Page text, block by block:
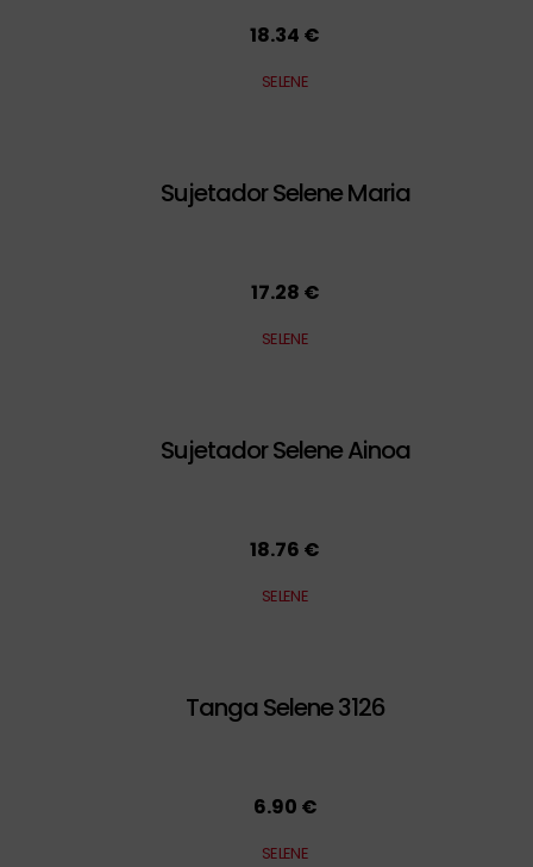
18.34 €
SELENE
Sujetador Selene Maria
17.28 €
SELENE
Sujetador Selene Ainoa
18.76 €
SELENE
Tanga Selene 3126
6.90 €
SELENE